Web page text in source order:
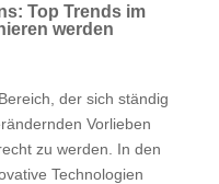
Top Trends im
werden
der sich ständig
Vorlieben
zu werden. In den
Technologien